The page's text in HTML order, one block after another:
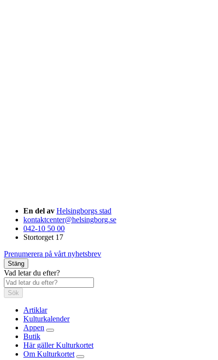
En del av Helsingborgs stad
kontaktcenter@helsingborg.se
042-10 50 00
Stortorget 17
Prenumerera på vårt nyhetsbrev
Stäng
Vad letar du efter?
Sök
Artiklar
Kulturkalender
Appen
Butik
Här gäller Kulturkortet
Om Kulturkortet